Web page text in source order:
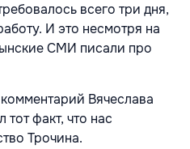
всего три дня,
И это несмотря на
СМИ писали про
Вячеслава
факт, что нас
Трочина.